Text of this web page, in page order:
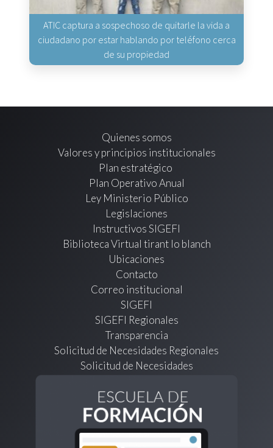
ATIC captura a sospechoso de quitarle la vida a
ciudadano por estar hablando por teléfono cerca
de su propiedad
Quienes somos
Valores y principios institucionales
Plan estratégico
Plan Operativo Anual
Ley Ministerio Público
Legislaciones
Instructivos SIGEFI
Biblioteca Virtual tirant lo blanch
Ubicaciones
Contacto
Correo institucional
SIGEFI
SIGEFI Regionales
Transparencia
Solicitud de Necesidades Regionales
Solicitud de Necesidades